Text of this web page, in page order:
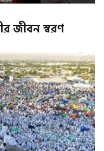
জীবন স্বরণ